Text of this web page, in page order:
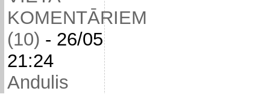
KOMENTĀRIEM
(10) - 26/05
21:24
Andulis